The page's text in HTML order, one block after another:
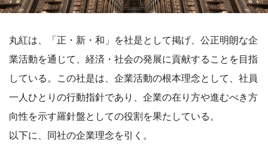
丸紅は、「正・新・和」を社是として掲げ、公正明朗な企
業活動を通じて、経済・社会の発展に貢献することを目指
している。この社是は、企業活動の根本理念として、社員
一人ひとりの行動指針であり、企業の在り方や進むべき方
向性を示す羅針盤としての役割を果たしている。
以下に、同社の企業理念を引く。